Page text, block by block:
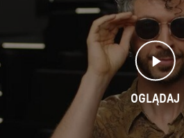
OGLĄDAJ